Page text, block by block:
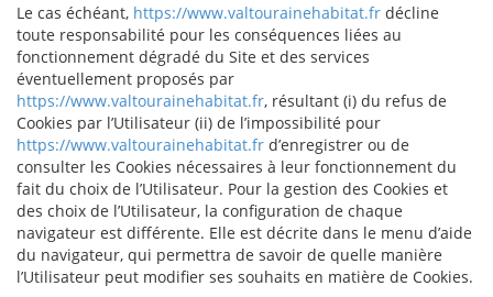
Le cas échéant, https://www.valtourainehabitat.fr décline
toute responsabilité pour les conséquences liées au
fonctionnement dégradé du Site et des services
éventuellement proposés par
https://www.valtourainehabitat.fr, résultant (i) du refus de
Cookies par l’Utilisateur (ii) de l’impossibilité pour
https://www.valtourainehabitat.fr d’enregistrer ou de
consulter les Cookies nécessaires à leur fonctionnement du
fait du choix de l’Utilisateur. Pour la gestion des Cookies et
des choix de l’Utilisateur, la configuration de chaque
navigateur est différente. Elle est décrite dans le menu d’aide
du navigateur, qui permettra de savoir de quelle manière
l’Utilisateur peut modifier ses souhaits en matière de Cookies.